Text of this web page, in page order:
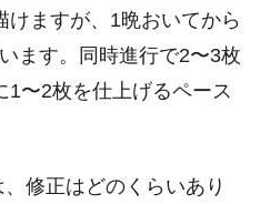
けますが、1晩おいてから
ます。同時進行で2〜3枚
1〜2枚を仕上げるペース
修正はどのくらいあり